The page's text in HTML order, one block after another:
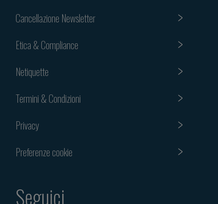
Cancellazione Newsletter
Etica & Compliance
Netiquette
Termini & Condizioni
Privacy
Preferenze cookie
Seguici